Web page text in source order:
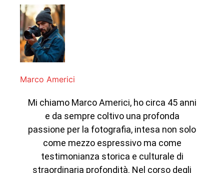
Marco Americi
Mi chiamo Marco Americi, ho circa 45 anni
e da sempre coltivo una profonda
passione per la fotografia, intesa non solo
come mezzo espressivo ma come
testimonianza storica e culturale di
straordinaria profondità. Nel corso degli